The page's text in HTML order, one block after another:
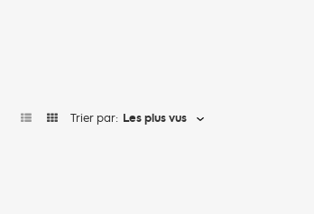
Trier par: Les plus vus